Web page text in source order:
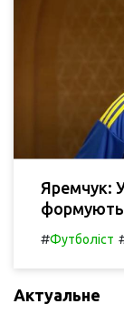
Яремчук:
#Футболіст
Актуальне